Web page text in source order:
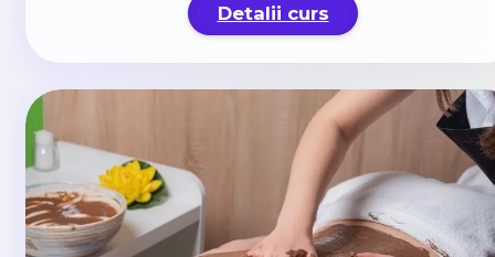
Detalii curs